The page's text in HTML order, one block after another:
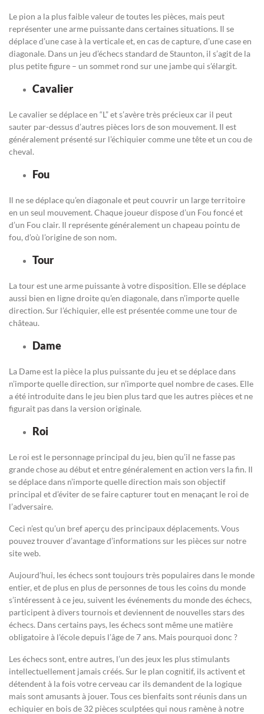
Le pion a la plus faible valeur de toutes les pièces, mais peut
représenter une arme puissante dans certaines situations. Il se
déplace d’une case à la verticale et, en cas de capture, d’une case en
diagonale. Dans un jeu d’échecs standard de Staunton, il s’agit de la
plus petite figure – un sommet rond sur une jambe qui s’élargit.
Cavalier
Le cavalier se déplace en “L” et s’avère très précieux car il peut
sauter par-dessus d’autres pièces lors de son mouvement. Il est
généralement présenté sur l’échiquier comme une tête et un cou de
cheval.
Fou
Il ne se déplace qu’en diagonale et peut couvrir un large territoire
en un seul mouvement. Chaque joueur dispose d’un Fou foncé et
d’un Fou clair. Il représente généralement un chapeau pointu de
fou, d’où l’origine de son nom.
Tour
La tour est une arme puissante à votre disposition. Elle se déplace
aussi bien en ligne droite qu’en diagonale, dans n’importe quelle
direction. Sur l’échiquier, elle est présentée comme une tour de
château.
Dame
La Dame est la pièce la plus puissante du jeu et se déplace dans
n’importe quelle direction, sur n’importe quel nombre de cases. Elle
a été introduite dans le jeu bien plus tard que les autres pièces et ne
figurait pas dans la version originale.
Roi
Le roi est le personnage principal du jeu, bien qu’il ne fasse pas
grande chose au début et entre généralement en action vers la fin. Il
se déplace dans n’importe quelle direction mais son objectif
principal et d’éviter de se faire capturer tout en menaçant le roi de
l’adversaire.
Ceci n’est qu’un bref aperçu des principaux déplacements. Vous
pouvez trouver d’avantage d’informations sur les pièces sur notre
site web.
Aujourd’hui, les échecs sont toujours très populaires dans le monde
entier, et de plus en plus de personnes de tous les coins du monde
s’intéressent à ce jeu, suivent les événements du monde des échecs,
participent à divers tournois et deviennent de nouvelles stars des
échecs. Dans certains pays, les échecs sont même une matière
obligatoire à l’école depuis l’âge de 7 ans. Mais pourquoi donc ?
Les échecs sont, entre autres, l’un des jeux les plus stimulants
intellectuellement jamais créés. Sur le plan cognitif, ils activent et
détendent à la fois votre cerveau car ils demandent de la logique
mais sont amusants à jouer. Tous ces bienfaits sont réunis dans un
echiquier en bois de 32 pièces sculptées qui nous ramène à notre